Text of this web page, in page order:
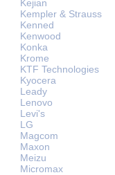
Kejian
Kempler & Strauss
Kenned
Kenwood
Konka
Krome
KTF Technologies
Kyocera
Leady
Lenovo
Levi's
LG
Magcom
Maxon
Meizu
Micromax